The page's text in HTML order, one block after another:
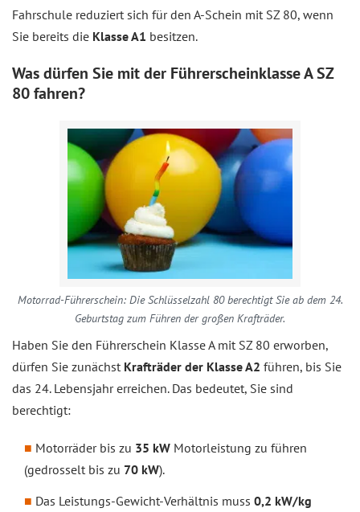
Fahrschule reduziert sich für den A-Schein mit SZ 80, wenn
Sie bereits die Klasse A1 besitzen.
Was dürfen Sie mit der Führerscheinklasse A SZ
80 fahren?
Motorrad-Führerschein: Die Schlüsselzahl 80 berechtigt Sie ab dem 24.
Geburtstag zum Führen der großen Krafträder.
Haben Sie den Führerschein Klasse A mit SZ 80 erworben,
dürfen Sie zunächst Krafträder der Klasse A2 führen, bis Sie
das 24. Lebensjahr erreichen. Das bedeutet, Sie sind
berechtigt:
Motorräder bis zu 35 kW Motorleistung zu führen
(gedrosselt bis zu 70 kW).
Das Leistungs-Gewicht-Verhältnis muss 0,2 kW/kg